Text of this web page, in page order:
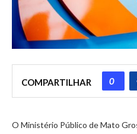
COMPARTILHAR 0
O Ministério Público de Mato